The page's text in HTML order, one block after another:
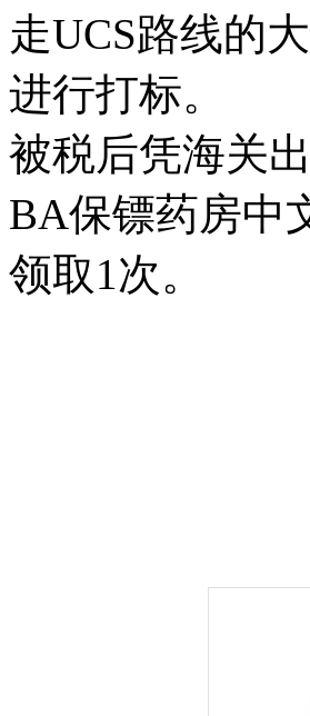
走UCS路线的
进行打标。
被税后凭海关
BA保镖药房中
领取1次。